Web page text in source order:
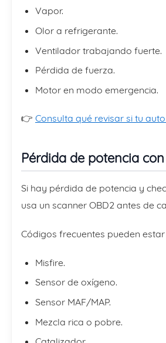
Vapor.
Olor a refrigerante.
Ventilador trabajando fuerte.
Pérdida de fuerza.
Motor en modo emergencia.
👉 Consulta qué revisar si tu
Pérdida de potencia
Si hay pérdida de potencia y
usa un scanner OBD2 antes de
Códigos frecuentes pueden
Misfire.
Sensor de oxígeno.
Sensor MAF/MAP.
Mezcla rica o pobre.